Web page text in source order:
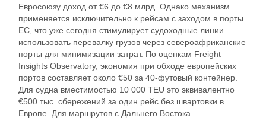
Евросоюзу доход от €6 до €8 млрд. Однако механизм
применяется исключительно к рейсам с заходом в порты
ЕС, что уже сегодня стимулирует судоходные линии
использовать перевалку грузов через североафриканские
порты для минимизации затрат. По оценкам Freight
Insights Observatory, экономия при обходе европейских
портов составляет около €50 за 40-футовый контейнер.
Для судна вместимостью 10 000 TEU это эквивалентно
€500 тыс. сбережений за один рейс без швартовки в
Европе. Для маршрутов с Дальнего Востока